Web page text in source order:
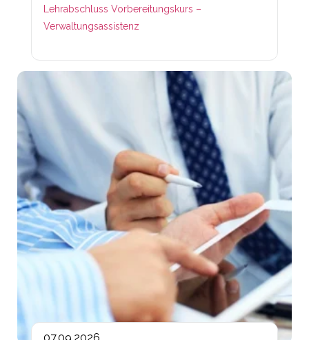
Lehrabschluss Vorbereitungskurs –
Verwaltungsassistenz